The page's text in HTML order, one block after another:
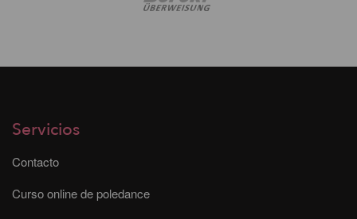
Servicios
Contacto
Curso online de poledance